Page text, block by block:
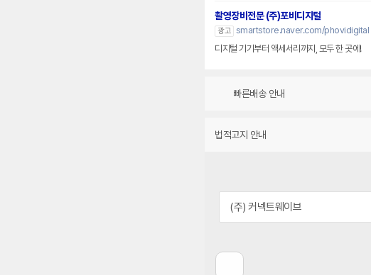
촬영장비전문 (주)포비디지털
광고 smartstore.naver.com/phovidigital
디지털 기기부터 액세서리까지, 모두 한 곳에!
빠른배송 안내
법적고지 안내
(주) 커넥트웨이브